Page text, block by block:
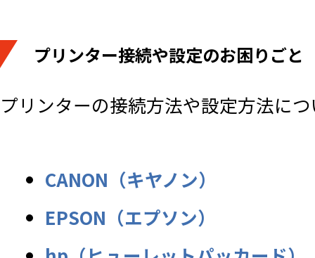
プリンター接続や設定のお困りごと
プリンターの接続方法や設定方法に
CANON（キヤノン）
EPSON（エプソン）